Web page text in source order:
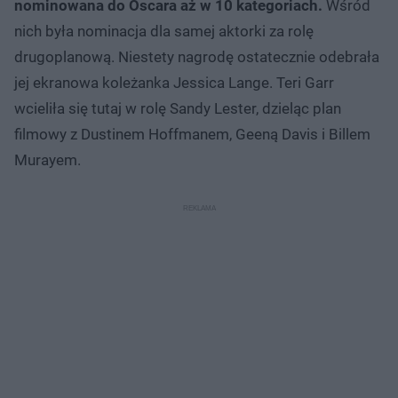
nominowana do Oscara aż w 10 kategoriach. Wśród
nich była nominacja dla samej aktorki za rolę
drugoplanową. Niestety nagrodę ostatecznie odebrała
jej ekranowa koleżanka Jessica Lange. Teri Garr
wcieliła się tutaj w rolę Sandy Lester, dzieląc plan
filmowy z Dustinem Hoffmanem, Geeną Davis i Billem
Murayem.